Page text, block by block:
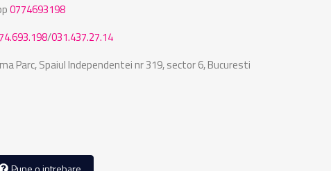
0774693198
/031.437.27.14
Parc, Spaiul Independentei nr 319, sector 6, Bucuresti